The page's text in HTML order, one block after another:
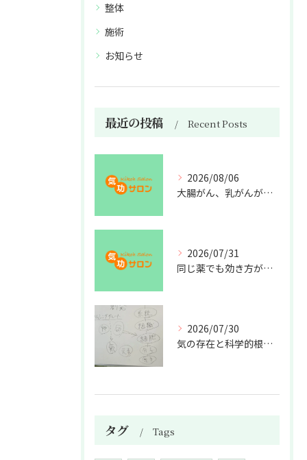
整体
施術
お知らせ
最近の投稿 Recent Posts
2026/08/06
大腸がん、乳がんが増えた理由
2026/07/31
同じ薬でも効き方が違う？
2026/07/30
気の存在と科学的根拠の授業
タグ Tags